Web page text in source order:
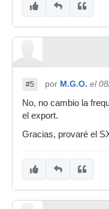
#5 por M.G.O. el
No, no cambio la
el export.
Gracias, provaré el